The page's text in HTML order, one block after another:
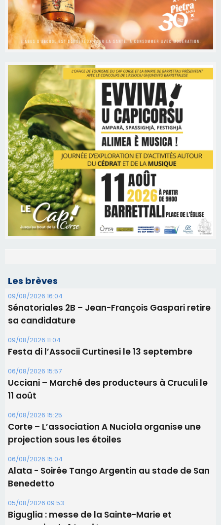
Les brèves
09/08/2026 16:04
Sénatoriales 2B – Jean-François Gaspari retire
sa candidature
09/08/2026 11:04
Festa di l’Associi Curtinesi le 13 septembre
06/08/2026 15:57
Ucciani – Marché des producteurs à Cruculi le
11 août